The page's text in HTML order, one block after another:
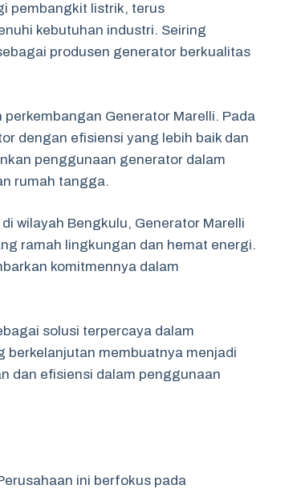
pembangkit listrik, terus
kebutuhan industri. Seiring
produsen generator berkualitas
Generator Marelli. Pada
dengan efisiensi yang lebih baik dan
penggunaan generator dalam
rumah tangga.
wilayah Bengkulu, Generator Marelli
ramah lingkungan dan hemat energi.
komitmennya dalam
solusi terpercaya dalam
berkelanjutan membuatnya menjadi
dan efisiensi dalam penggunaan
ini berfokus pada